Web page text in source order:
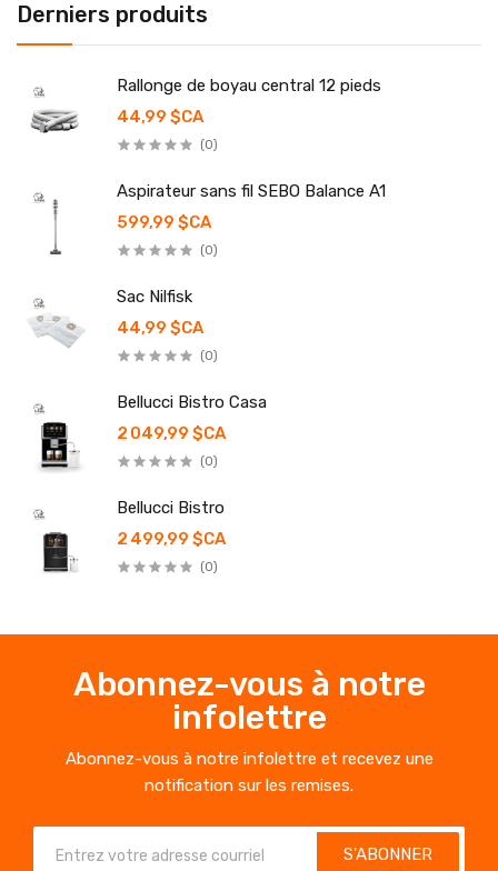
Derniers produits
Rallonge de boyau central 12 pieds
44,99 $CA
(0)
Aspirateur sans fil SEBO Balance A1
599,99 $CA
(0)
Sac Nilfisk
44,99 $CA
(0)
Bellucci Bistro Casa
2 049,99 $CA
(0)
Bellucci Bistro
2 499,99 $CA
(0)
Abonnez-vous à notre
infolettre
Abonnez-vous à notre infolettre et recevez une
notification sur les remises.
S'ABONNER